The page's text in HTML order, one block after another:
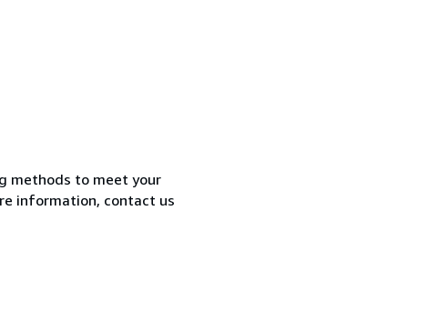
methods to meet your
information, contact us